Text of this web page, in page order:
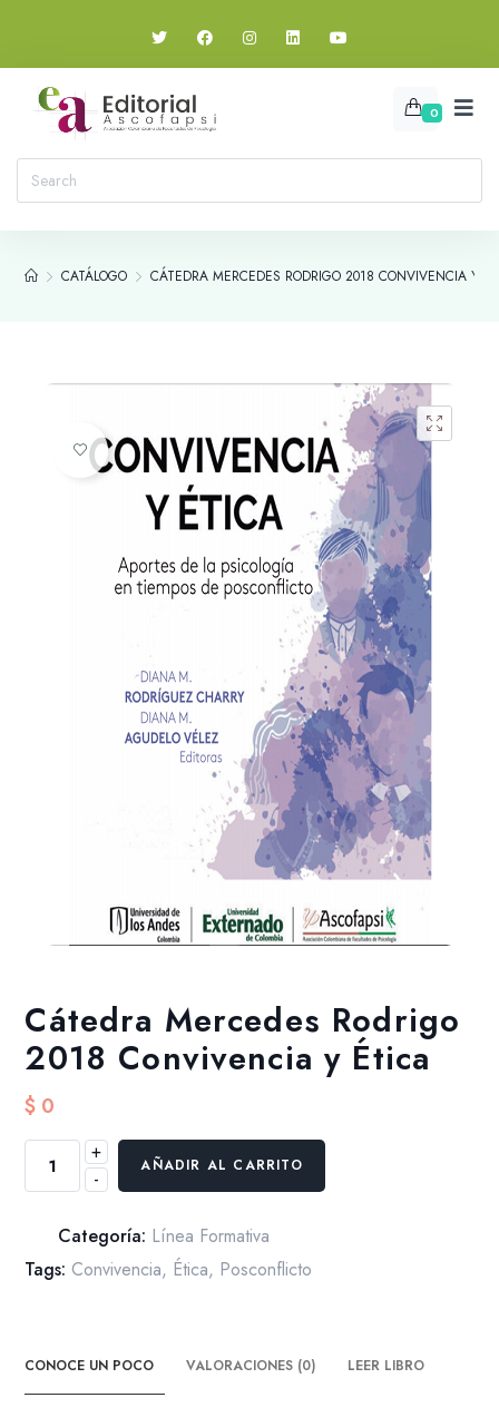
0
CATÁLOGO CÁTEDRA MERCEDES RODRIGO 2018 CONVIVENCIA Y
Añadir a la lista de deseos
Cátedra Mercedes Rodrigo
2018 Convivencia y Ética
$ 0
-
Mercedes
2018
Convivencia
+
AÑADIR AL CARRITO
Categoría: Línea Formativa
Tags: Convivencia, Ética, Posconflicto
CONOCE UN POCO VALORACIONES (0) LEER LIBRO